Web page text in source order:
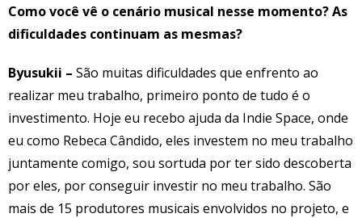
Como você vê o cenário musical nesse momento? As
dificuldades continuam as mesmas?
Byusukii – São muitas dificuldades que enfrento ao
realizar meu trabalho, primeiro ponto de tudo é o
investimento. Hoje eu recebo ajuda da Indie Space, onde
eu como Rebeca Cândido, eles investem no meu trabalho
juntamente comigo, sou sortuda por ter sido descoberta
por eles, por conseguir investir no meu trabalho. São
mais de 15 produtores musicais envolvidos no projeto, e